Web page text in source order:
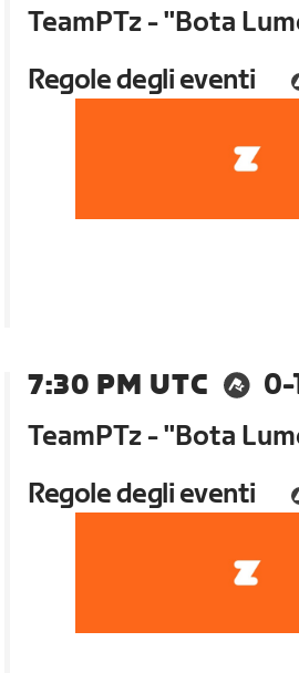
TeamPTz - "Bota
Regole degli eventi
7:30 PM UTC
0-
TeamPTz - "Bota
Regole degli eventi